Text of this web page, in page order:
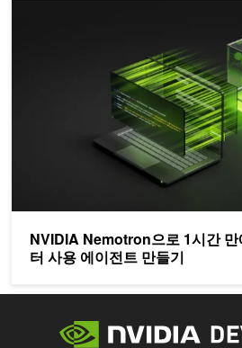
NVIDIA Nemotron으로 1시간
터 사용 에이전트 만들기